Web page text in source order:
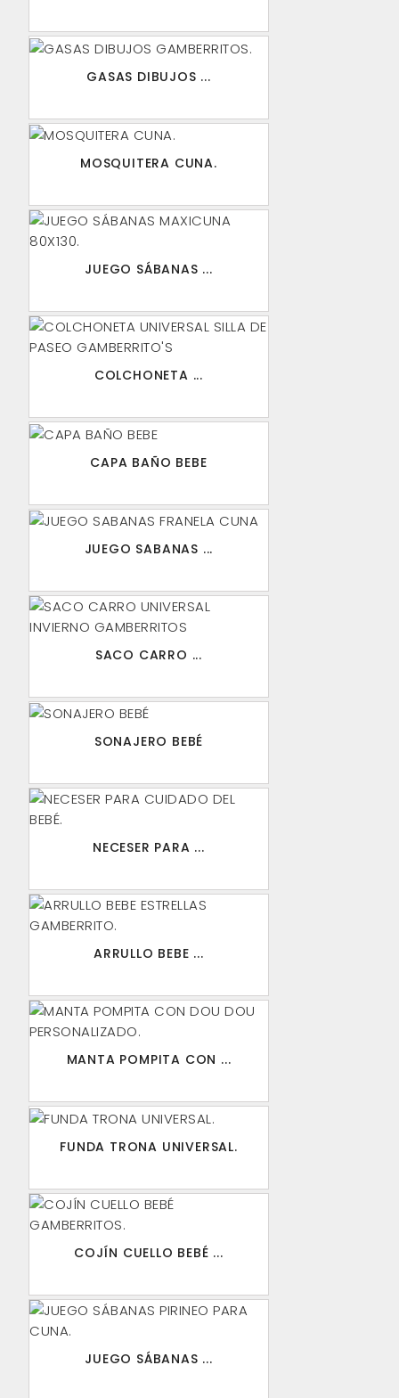
GASAS DIBUJOS ...
MOSQUITERA CUNA.
JUEGO SÁBANAS ...
COLCHONETA ...
CAPA BAÑO BEBE
JUEGO SABANAS ...
SACO CARRO ...
SONAJERO BEBÉ
NECESER PARA ...
ARRULLO BEBE ...
MANTA POMPITA CON ...
FUNDA TRONA UNIVERSAL.
COJÍN CUELLO BEBÉ ...
JUEGO SÁBANAS ...